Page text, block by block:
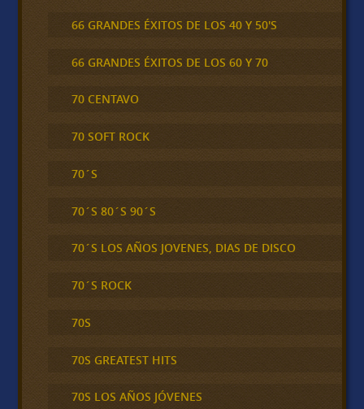
66 GRANDES ÉXITOS DE LOS 40 Y 50'S
66 GRANDES ÉXITOS DE LOS 60 Y 70
70 CENTAVO
70 SOFT ROCK
70´S
70´S 80´S 90´S
70´S LOS AÑOS JOVENES, DIAS DE DISCO
70´S ROCK
70S
70S GREATEST HITS
70S LOS AÑOS JÓVENES